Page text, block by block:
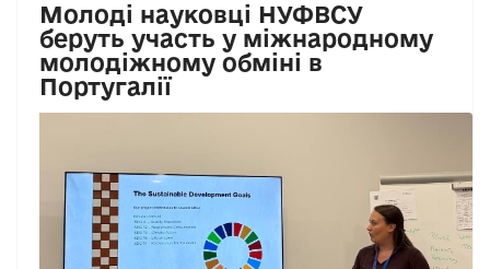
Молоді науковці НУФВСУ
беруть участь у міжнародному
молодіжному обміні в
Португалії